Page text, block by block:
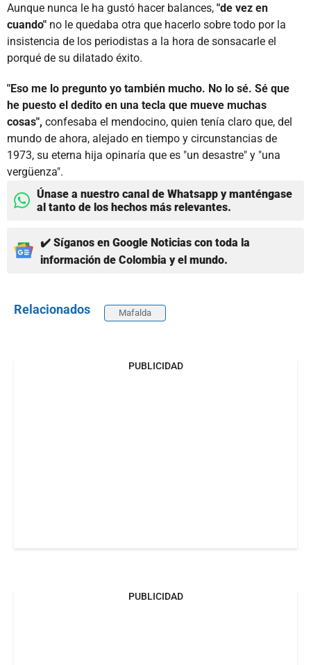
Aunque nunca le ha gustó hacer balances, "de vez en
cuando" no le quedaba otra que hacerlo sobre todo por la
insistencia de los periodistas a la hora de sonsacarle el
porqué de su dilatado éxito.
"Eso me lo pregunto yo también mucho. No lo sé. Sé que
he puesto el dedito en una tecla que mueve muchas
cosas", confesaba el mendocino, quien tenía claro que, del
mundo de ahora, alejado en tiempo y circunstancias de
1973, su eterna hija opinaría que es "un desastre" y "una
vergüenza".
Únase a nuestro canal de Whatsapp y manténgase
al tanto de los hechos más relevantes.
✔️ Síganos en Google Noticias con toda la
información de Colombia y el mundo.
Relacionados Mafalda
PUBLICIDAD
PUBLICIDAD